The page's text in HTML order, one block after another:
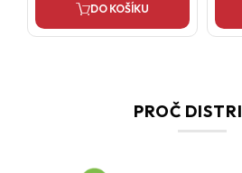
DO KOŠÍKU
PROČ